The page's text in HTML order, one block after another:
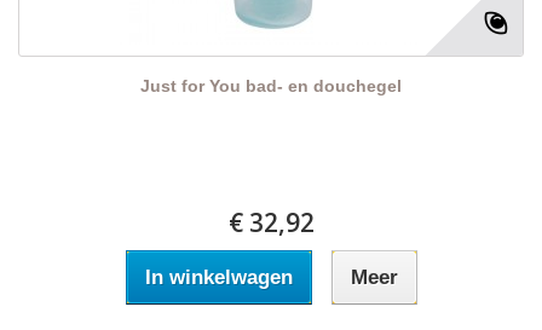
Just for You bad- en douchegel
€ 32,92
In winkelwagen Meer